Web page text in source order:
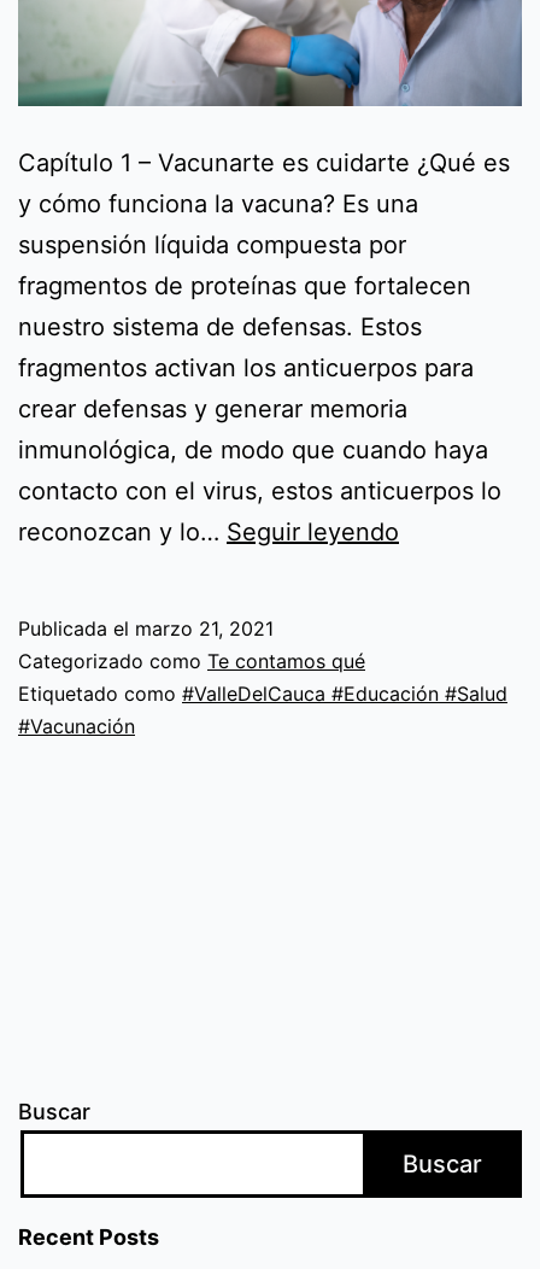
Capítulo 1 – Vacunarte es cuidarte ¿Qué es
y cómo funciona la vacuna? Es una
suspensión líquida compuesta por
fragmentos de proteínas que fortalecen
nuestro sistema de defensas. Estos
fragmentos activan los anticuerpos para
crear defensas y generar memoria
inmunológica, de modo que cuando haya
contacto con el virus, estos anticuerpos lo
reconozcan y lo… Seguir leyendo
es
Publicada el marzo 21, 2021
Categorizado como Te contamos qué
Etiquetado como #ValleDelCauca #Educación #Salud
#Vacunación
Buscar
Buscar
Recent Posts